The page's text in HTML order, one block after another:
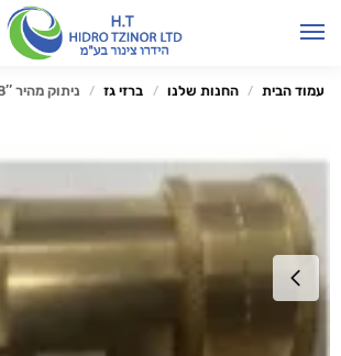
עמוד הבית / החנות שלנו / ברזי גז / ניתוק מהיר 3/8″